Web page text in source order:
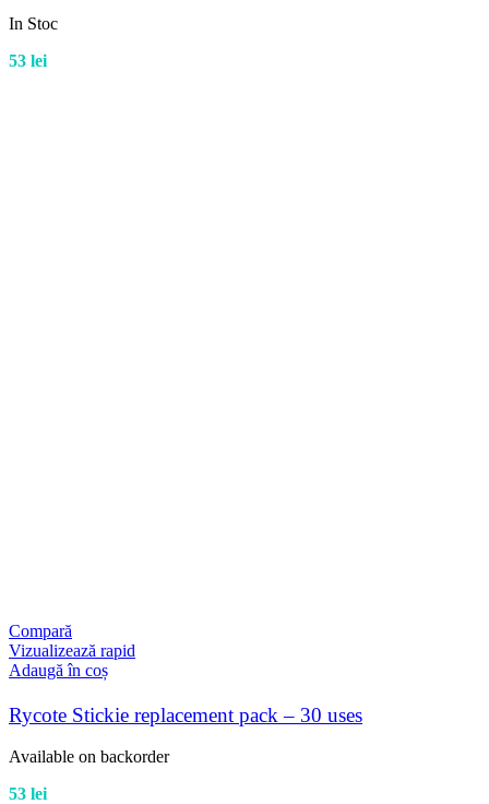
In Stoc
53 lei
Compară
Vizualizează rapid
Adaugă în coș
Rycote Stickie replacement pack – 30 uses
Available on backorder
53 lei